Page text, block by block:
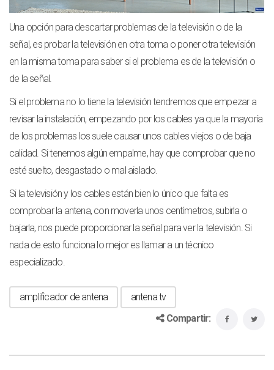
Una opción para descartar problemas de la televisión o de la
señal, es probar la televisión en otra toma o poner otra televisión
en la misma toma para saber si el problema es de la televisión o
de la señal.
Si el problema no lo tiene la televisión tendremos que empezar a
revisar la instalación, empezando por los cables ya que la mayoría
de los problemas los suele causar unos cables viejos o de baja
calidad. Si tenemos algún empalme, hay que comprobar que no
esté suelto, desgastado o mal aislado.
Si la televisión y los cables están bien lo único que falta es
comprobar la antena, con moverla unos centímetros, subirla o
bajarla, nos puede proporcionar la señal para ver la televisión. Si
nada de esto funciona lo mejor es llamar a un técnico
especializado.
amplificador de antena
antena tv
Compartir: